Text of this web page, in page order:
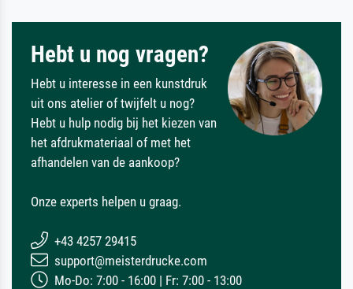
Hebt u nog vragen?
Hebt u interesse in een kunstdruk
uit ons atelier of twijfelt u nog?
Hebt u hulp nodig bij het kiezen van
het afdrukmateriaal of met het
afhandelen van de aankoop?
Onze experts helpen u graag.
+43 4257 29415
support@meisterdrucke.com
Mo-Do: 7:00 - 16:00 | Fr: 7:00 - 13:00